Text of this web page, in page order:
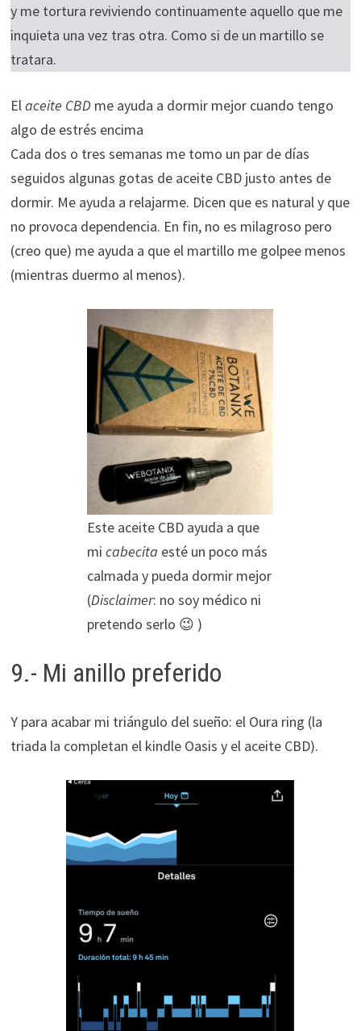
y me tortura reviviendo continuamente aquello que me
inquieta una vez tras otra. Como si de un martillo se
tratara.
Elaceite CBDme ayuda a dormir mejor cuando tengo
algo de estrés encima
Cada dos o tres semanas me tomo un par de días
seguidos algunas gotas de aceite CBD justo antes de
dormir. Me ayuda a relajarme. Dicen que es natural y que
no provoca dependencia. En fin, no es milagroso pero
(creo que) me ayuda a que el martillo me golpee menos
(mientras duermo al menos).
Este aceite CBD ayuda a que
micabecita esté un poco más
calmada y pueda dormir mejor
(Disclaimer: no soy médico ni
pretendo serlo 😉 )
9.- Mi anillo preferido
Y para acabar mi triángulo del sueño: el Oura ring (la
triada la completan el kindle Oasis y el aceite CBD).